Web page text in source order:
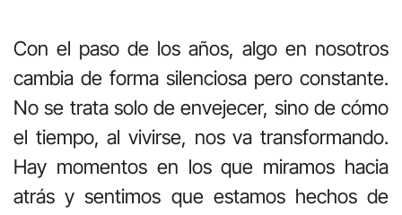
Con el paso de los años, algo en nosotros
cambia de forma silenciosa pero constante.
No se trata solo de envejecer, sino de cómo
el tiempo, al vivirse, nos va transformando.
Hay momentos en los que miramos hacia
atrás y sentimos que estamos hechos de